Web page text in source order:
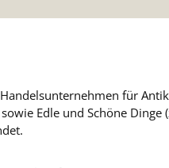
für
Edle und Schöne Dinge